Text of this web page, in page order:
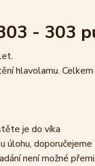
- 303
hlavolamu.
je do víka
úlohu,
není možné